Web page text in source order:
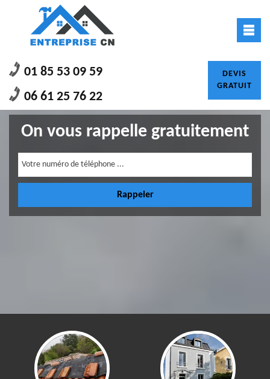
01 85 53 09 59
06 61 25 76 22
DEVIS
GRATUIT
On vous rappelle gratuitement